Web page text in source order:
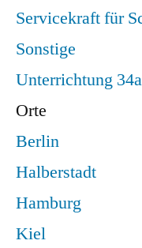
Servicekraft für
Sonstige
Unterrichtung 34a
Orte
Berlin
Halberstadt
Hamburg
Kiel